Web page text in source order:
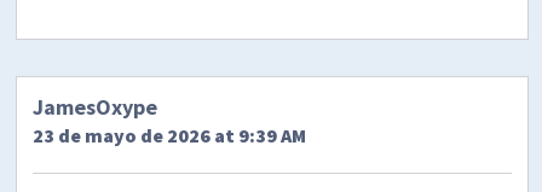
JamesOxype
23 de mayo de 2026 at 9:39 AM